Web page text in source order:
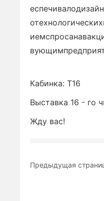
Кабинка: T16
Выставка 16 - го
Жду вас!
Предыдущая